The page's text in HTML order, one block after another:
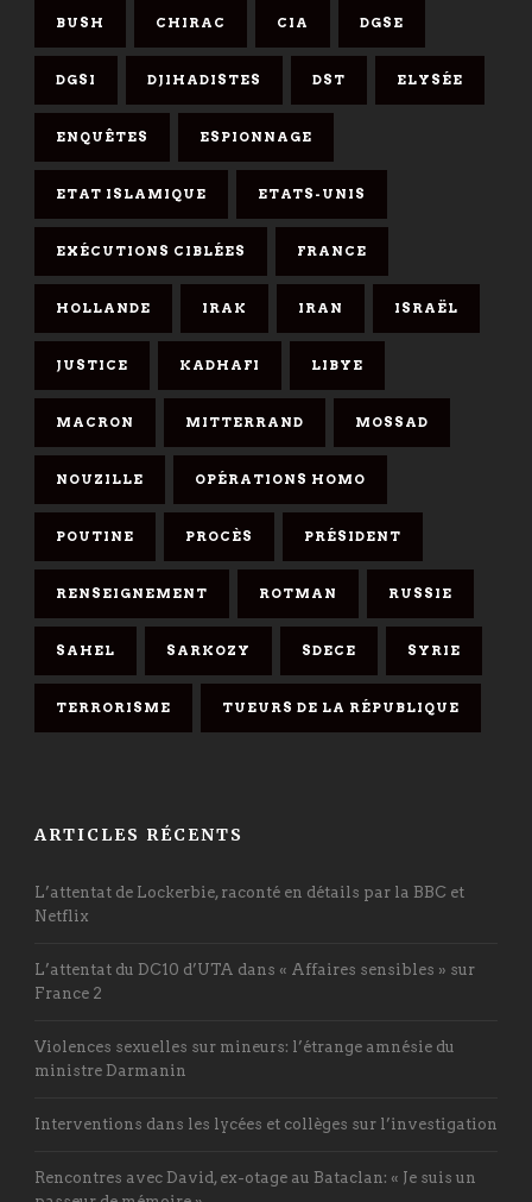
BUSH CHIRAC CIA DGSE
DGSI DJIHADISTES DST ELYSÉE
ENQUÊTES ESPIONNAGE
ETAT ISLAMIQUE ETATS-UNIS
EXÉCUTIONS CIBLÉES FRANCE
HOLLANDE IRAK IRAN ISRAËL
JUSTICE KADHAFI LIBYE
MACRON MITTERRAND MOSSAD
NOUZILLE OPÉRATIONS HOMO
POUTINE PROCÈS PRÉSIDENT
RENSEIGNEMENT ROTMAN RUSSIE
SAHEL SARKOZY SDECE SYRIE
TERRORISME TUEURS DE LA RÉPUBLIQUE
ARTICLES RÉCENTS
L’attentat de Lockerbie, raconté en détails par la BBC et
Netflix
L’attentat du DC10 d’UTA dans « Affaires sensibles » sur
France 2
Violences sexuelles sur mineurs: l’étrange amnésie du
ministre Darmanin
Interventions dans les lycées et collèges sur l’investigation
Rencontres avec David, ex-otage au Bataclan: « Je suis un